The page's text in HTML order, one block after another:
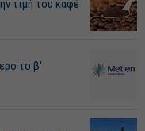
τιμή του καφέ
το β'